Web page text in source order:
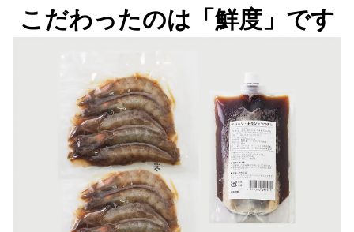
こだわったのは「鮮度」です